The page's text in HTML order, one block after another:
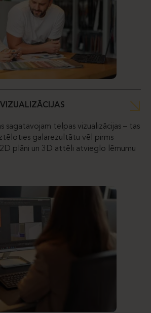
sagatavojam telpas vizualizācijas – tas
galarezultātu vēl pirms
2D plāni un 3D attēli atvieglo lēmumu